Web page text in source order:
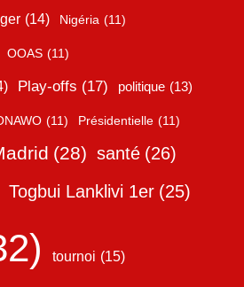
(14) Nigéria (11)
OOAS (11)
Play-offs (17) politique (13)
(11) Présidentielle (11)
(28) santé (26)
Togbui Lanklivi 1er (25)
tournoi (15)